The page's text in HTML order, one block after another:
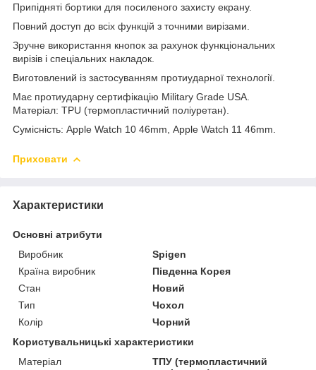
Припідняті бортики для посиленого захисту екрану.
Повний доступ до всіх функцій з точними вирізами.
Зручне використання кнопок за рахунок функціональних
вирізів і спеціальних накладок.
Виготовлений із застосуванням протиударної технології.
Має протиударну сертифікацію Military Grade USA.
Матеріал: TPU (термопластичний поліуретан).
Сумісність: Apple Watch 10 46mm, Apple Watch 11 46mm.
Приховати
Характеристики
Основні атрибути
Виробник
Spigen
Країна виробник
Південна Корея
Стан
Новий
Тип
Чохол
Колір
Чорний
Користувальницькі характеристики
Матеріал
ТПУ (термопластичний